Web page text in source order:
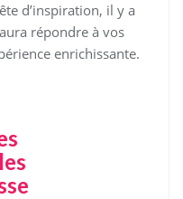
d’inspiration, il y a
répondre à vos
enrichissante.